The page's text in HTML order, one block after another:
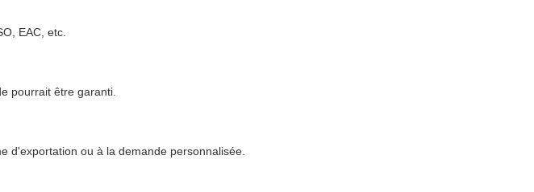
EAC, etc.
pourrait être garanti.
d'exportation ou à la demande personnalisée.